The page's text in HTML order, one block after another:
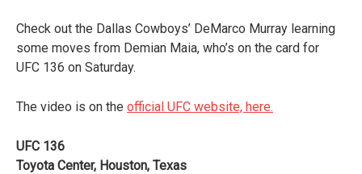
Check out the Dallas Cowboys’ DeMarco Murray learning
some moves from Demian Maia, who’s on the card for
UFC 136 on Saturday.
The video is on the official UFC website, here.
UFC 136
Toyota Center, Houston, Texas